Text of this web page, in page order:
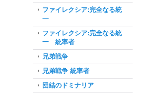
ファイレクシア:完全なる統
一
ファイレクシア:完全なる統
一 統率者
兄弟戦争
兄弟戦争 統率者
団結のドミナリア